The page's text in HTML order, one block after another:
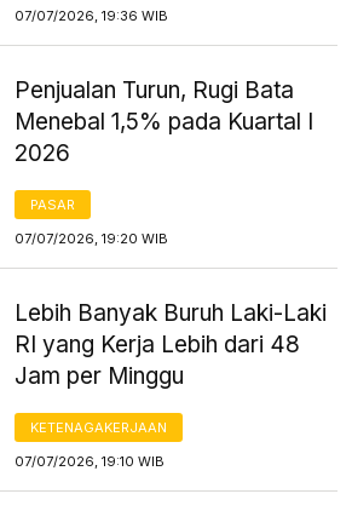
07/07/2026, 19:36 WIB
Penjualan Turun, Rugi Bata
Menebal 1,5% pada Kuartal I
2026
PASAR
07/07/2026, 19:20 WIB
Lebih Banyak Buruh Laki-Laki
RI yang Kerja Lebih dari 48
Jam per Minggu
KETENAGAKERJAAN
07/07/2026, 19:10 WIB